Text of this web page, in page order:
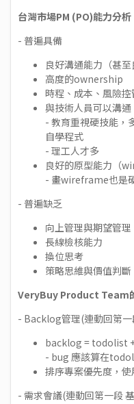
台灣市場PM (PO)能力分析
- 普遍具備
良好溝通能力（甚至
高度的ownership
時程、成本、風險控
與技術人員可以溝通
- 教育重視硬技能，
自學程式
- 理工人才多
良好的原型能力（
- 畫wireframe也是
- 普遍缺乏
向上管理與期望管理
長線檢核能力
換位思考
策略思維與價值判斷
VeryBuy Product Team
- Backlog管理(連動回第
backlog = todolist
- bug 應該算在
排序專案優先度，
- 需求會議(連動回第一段